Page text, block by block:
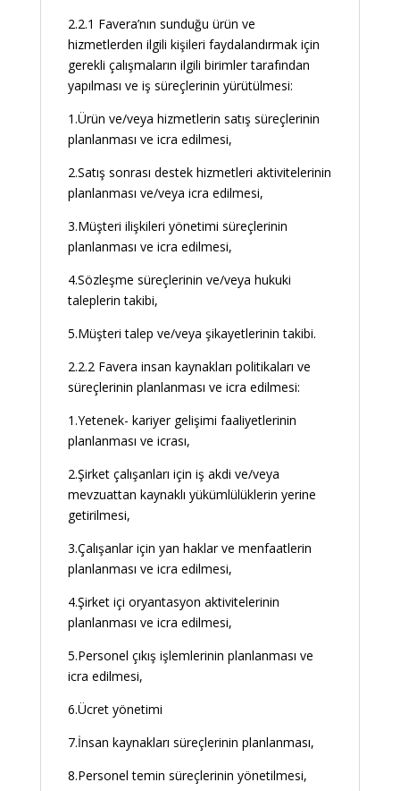
2.2.1 Favera’nın sunduğu ürün ve
hizmetlerden ilgili kişileri faydalandırmak için
gerekli çalışmaların ilgili birimler tarafından
yapılması ve iş süreçlerinin yürütülmesi:
1.Ürün ve/veya hizmetlerin satış süreçlerinin
planlanması ve icra edilmesi,
2.Satış sonrası destek hizmetleri aktivitelerinin
planlanması ve/veya icra edilmesi,
3.Müşteri ilişkileri yönetimi süreçlerinin
planlanması ve icra edilmesi,
4.Sözleşme süreçlerinin ve/veya hukuki
taleplerin takibi,
5.Müşteri talep ve/veya şikayetlerinin takibi.
2.2.2 Favera insan kaynakları politikaları ve
süreçlerinin planlanması ve icra edilmesi:
1.Yetenek- kariyer gelişimi faaliyetlerinin
planlanması ve icrası,
2.Şirket çalışanları için iş akdi ve/veya
mevzuattan kaynaklı yükümlülüklerin yerine
getirilmesi,
3.Çalışanlar için yan haklar ve menfaatlerin
planlanması ve icra edilmesi,
4.Şirket içi oryantasyon aktivitelerinin
planlanması ve icra edilmesi,
5.Personel çıkış işlemlerinin planlanması ve
icra edilmesi,
6.Ücret yönetimi
7.İnsan kaynakları süreçlerinin planlanması,
8.Personel temin süreçlerinin yönetilmesi,